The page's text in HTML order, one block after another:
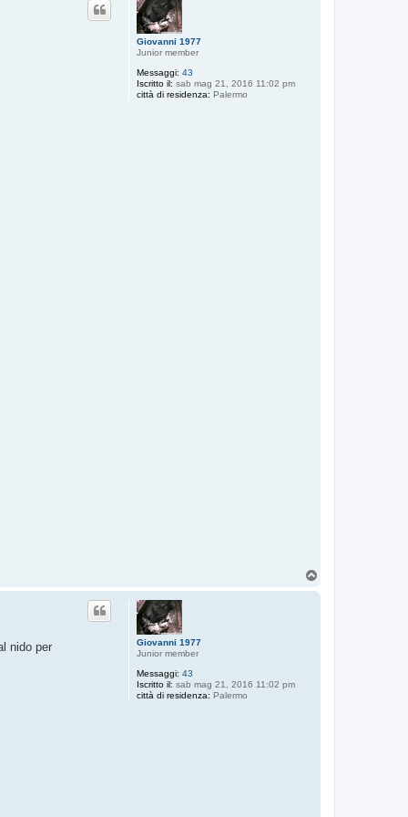
Giovanni 1977
Junior member
Messaggi: 43
Iscritto il: sab mag 21, 2016 11:02 pm
città di residenza: Palermo
Giovanni 1977
Junior member
Messaggi: 43
Iscritto il: sab mag 21, 2016 11:02 pm
città di residenza: Palermo
nido per